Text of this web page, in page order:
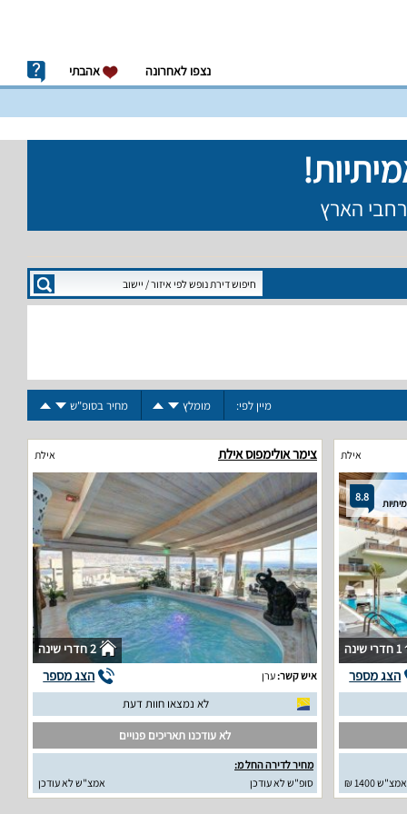
נצפו לאחרונה אהבתי
מיין לפי: מומלץ מחיר בסופ"ש
אילת
8.8
1 חדרי שינה
הצג מספר
אמצ"ש 1400 ₪
צימר אולימפוס אילת אילת
2 חדרי שינה
איש קשר:ערן הצג מספר
לא נמצאו חוות דעת
לא עודכנו תאריכים פנויים
מחיר לדירה החל מ:
סופ"ש לא עודכן
אמצ"ש לא עודכן